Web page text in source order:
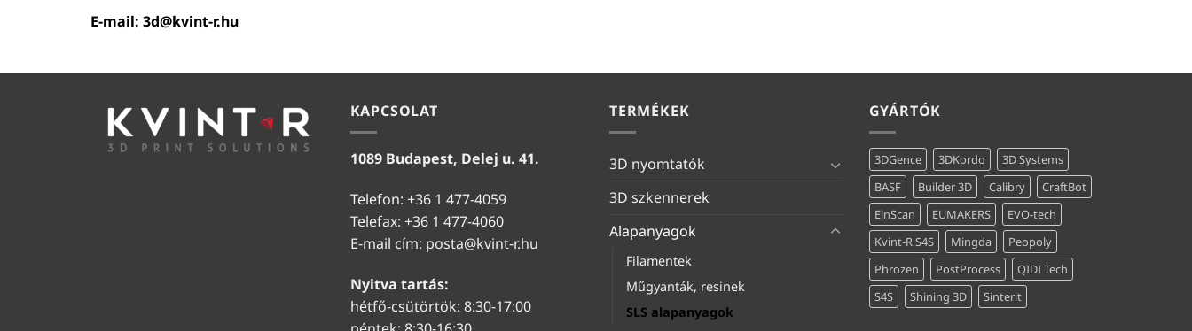
E-mail: 3d@kvint-r.hu
KAPCSOLAT
1089 Budapest, Delej u. 41.
Telefon: +36 1 477-4059
Telefax: +36 1 477-4060
E-mail cím: posta@kvint-r.hu
Nyitva tartás:
hétfő-csütörtök: 8:30-17:00
TERMÉKEK
3D nyomtatók
3D szkennerek
Alapanyagok
Filamentek
Műgyanták, resinek
SLS alapanyagok
GYÁRTÓK
3DGence 3DKordo
3D Systems
BASF
Builder 3D Calibry
CraftBot
EinScan
EUMAKERS
EVO-tech
Kvint-R S4S
Mingda
Peopoly
Phrozen
PostProcess
QIDI Tech
S4S
Shining 3D Sinterit